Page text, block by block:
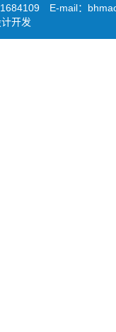
E-mail：
开发